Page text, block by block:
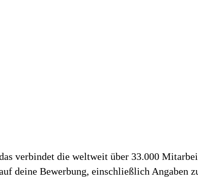
verbindet die weltweit über 33.000
deine Bewerbung, einschließlich Angaben